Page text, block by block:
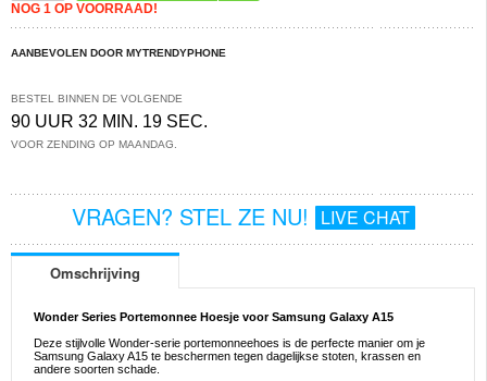
NOG 1 OP VOORRAAD!
AANBEVOLEN DOOR MYTRENDYPHONE
BESTEL BINNEN DE VOLGENDE
90 UUR 32 MIN. 18 SEC.
VOOR ZENDING OP MAANDAG.
VRAGEN? STEL ZE NU! LIVE CHAT
Omschrijving
Wonder Series Portemonnee Hoesje voor Samsung Galaxy A15
Deze stijlvolle Wonder-serie portemonneehoes is de perfecte manier om je
Samsung Galaxy A15 te beschermen tegen dagelijkse stoten, krassen en
andere soorten schade.